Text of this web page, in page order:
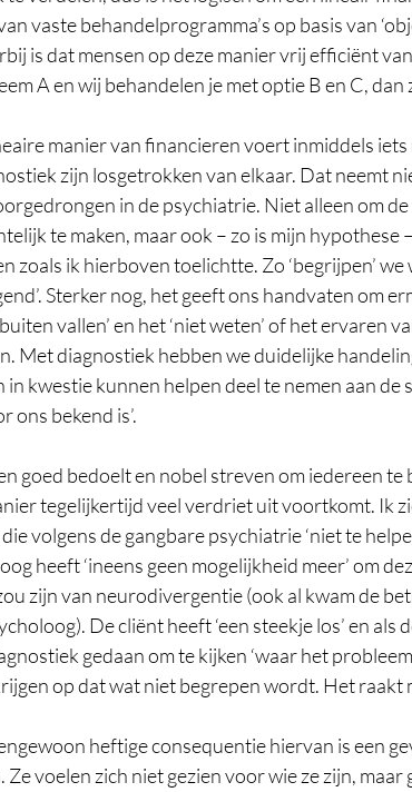
vaste behandelprogramma’s op basis van
is dat mensen op deze manier vrij efficiënt
A en wij behandelen je met optie B en C, dan
manier van financieren voert inmiddels
zijn losgetrokken van elkaar. Dat neemt
in de psychiatrie. Niet alleen om
te maken, maar ook – zo is mijn hypothese
zoals ik hierboven toelichtte. Zo ‘begrijpen’ we
Sterker nog, het geeft ons handvaten om
vallen’ en het ‘niet weten’ of het ervaren
Met diagnostiek hebben we duidelijke
in kwestie kunnen helpen deel te nemen aan de
ons bekend is’.
goed bedoelt en nobel streven om iedereen
tegelijkertijd veel verdriet uit voortkomt. Ik
volgens de gangbare psychiatrie ‘niet te helpen
heeft ‘ineens geen mogelijkheid meer’ om
zijn van neurodivergentie (ook al kwam de
De cliënt heeft ‘een steekje los’ en
gedaan om te kijken ‘waar het
op dat wat niet begrepen wordt. Het raakt
heftige consequentie hiervan is een
Ze voelen zich niet gezien voor wie ze zijn,